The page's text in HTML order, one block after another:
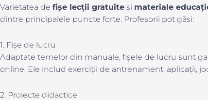
Varietatea de fișe lecții gratuite și materiale
dintre principalele puncte forte. Profesorii pot găsi:
1. Fișe de lucru
Adaptate temelor din manuale, fișele de lucru sunt
online. Ele includ exerciții de antrenament, aplicații,
2. Proiecte didactice